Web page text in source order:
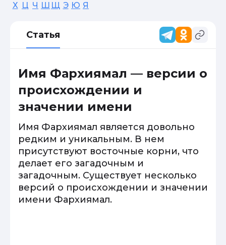
Х Ц Ч Ш Щ Э Ю Я
Статья
Имя Фархиямал — версии о
происхождении и
значении имени
Имя Фархиямал является довольно
редким и уникальным. В нем
присутствуют восточные корни, что
делает его загадочным и
загадочным. Существует несколько
версий о происхождении и значении
имени Фархиямал.